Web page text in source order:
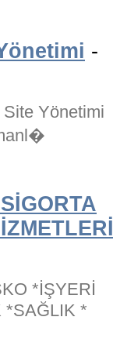
-
Yönetimi
*İŞYERİ
*SAĞLIK *